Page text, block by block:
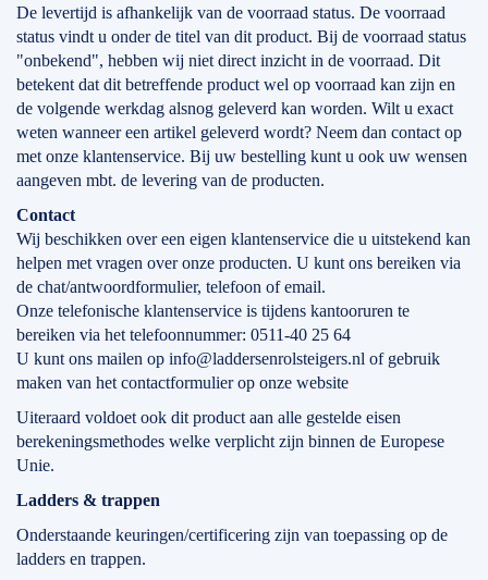
De levertijd is afhankelijk van de voorraad status. De voorraad
status vindt u onder de titel van dit product. Bij de voorraad status
"onbekend", hebben wij niet direct inzicht in de voorraad. Dit
betekent dat dit betreffende product wel op voorraad kan zijn en
de volgende werkdag alsnog geleverd kan worden. Wilt u exact
weten wanneer een artikel geleverd wordt? Neem dan contact op
met onze klantenservice. Bij uw bestelling kunt u ook uw wensen
aangeven mbt. de levering van de producten.
Contact
Wij beschikken over een eigen klantenservice die u uitstekend kan
helpen met vragen over onze producten. U kunt ons bereiken via
de chat/antwoordformulier, telefoon of email.
Onze telefonische klantenservice is tijdens kantooruren te
bereiken via het telefoonnummer: 0511-40 25 64
U kunt ons mailen op info@laddersenrolsteigers.nl of gebruik
maken van het contactformulier op onze website
Uiteraard voldoet ook dit product aan alle gestelde eisen
berekeningsmethodes welke verplicht zijn binnen de Europese
Unie.
Ladders & trappen
Onderstaande keuringen/certificering zijn van toepassing op de
ladders en trappen.